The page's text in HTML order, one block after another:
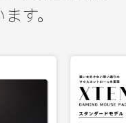
す。